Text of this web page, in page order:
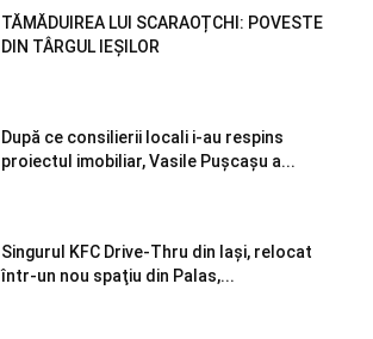
TĂMĂDUIREA LUI SCARAOȚCHI: POVESTE
DIN TÂRGUL IEȘILOR
După ce consilierii locali i-au respins
proiectul imobiliar, Vasile Pușcașu a...
Singurul KFC Drive-Thru din Iași, relocat
într-un nou spaţiu din Palas,...